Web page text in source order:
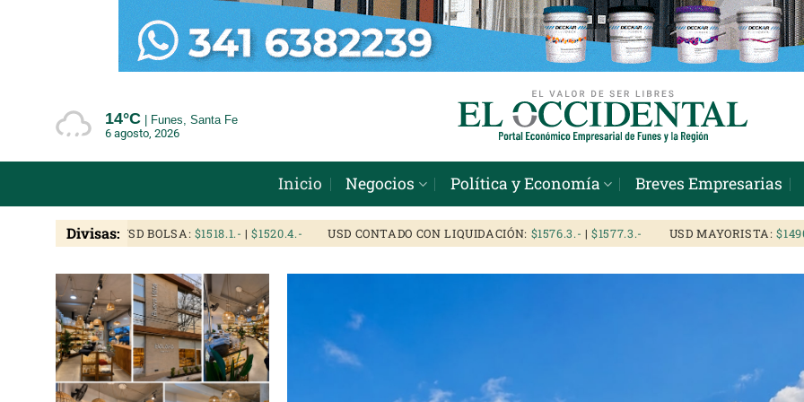
14°C
Funes, Santa Fe
6 agosto, 2026
Inicio Negocios Política y Economía Breves Empresarias
Divisas:USD BOLSA:$1518.1 |$1520.4 USD CONTADO CON LIQUIDACIÓN:$1576.3 |$1577.3 USD MAYORISTA:$1490.5